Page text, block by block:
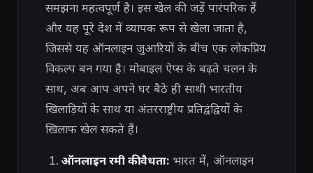
समझना महत्वपूर्ण है। इस खेल की जड़ें पारंपरिक हैं
और यह पूरे देश में व्यापक रूप से खेला जाता है,
जिससे यह ऑनलाइन जुआरियों के बीच एक लोकप्रिय
विकल्प बन गया है। मोबाइल ऐप्स के बढ़ते चलन के
साथ, अब आप अपने घर बैठे ही साथी भारतीय
खिलाड़ियों के साथ या अंतरराष्ट्रीय प्रतिद्वंद्वियों के
खिलाफ खेल सकते हैं।
ऑनलाइन रमी की वैधता: भारत में, ऑनलाइन